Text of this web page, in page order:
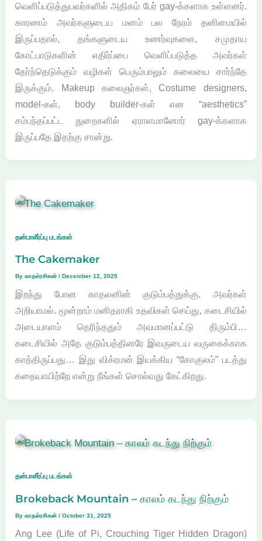
வெளிப்படுத்துபவர்களில் அதிகம் பேர் gay-க்களாக உள்ளனர்.
காரணம் அவர்களுடைய மனம் பல நேரம் தனிமையில்
இருப்பதால், தங்களுடைய உணர்வுகளை, சமுதாய
கோட்பாடுகளின் எதிர்ப்பை வெளிப்படுத்த அவர்கள்
தேர்ந்தெடுக்கும் வழிகள் பெரும்பாலும் கலையை சார்ந்தே
இருக்கும். Makeup கலைஞர்கள், Costume designers,
model-கள், body builder-கள் என “aesthetics”
சம்பந்தப்பட்ட துறைகளில் ஏராளமானோர் gay-க்களாக
இருப்பதே இதற்கு சான்று.
தன்பாலீர்ப்பு படங்கள்
The Cakemaker
Byகாதல்ரசிகன்/December 12, 2025
இறந்து போன காதலனின் குடும்பத்துக்கு, அவர்கள்
அறியாமல். மூன்றாம் மனிதராகி உதவிகள் செய்து, கடைசியில்
அடையாளம் தெரிந்ததும் அவமானப்பட்டு திரும்பி…
கடைசியில் அதே குடும்பத்தினரே இவருடைய வருகைக்காக
காத்திருப்பது… இது விக்ரமன் இயக்கிய “கோகுலம்” படத்து
கதையாயிற்றே என்று நீங்கள் சொல்வது கேட்கிறது.
தன்பாலீர்ப்பு படங்கள்
Brokeback Mountain – காலம் கடந்து நிற்கும்
Byகாதல்ரசிகன்/October 31, 2025
Ang Lee (Life of Pi, Crouching Tiger Hidden Dragon)